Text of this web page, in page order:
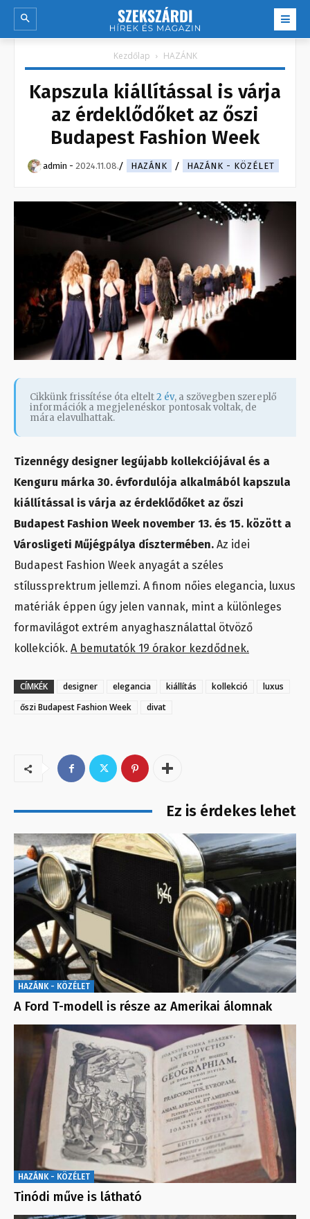
Kezdőlap HAZÁNK
Kapszula kiállítással is várja
az érdeklődőket az őszi
Budapest Fashion Week
admin - 2024.11.08. HAZÁNK HAZÁNK - KÖZÉLET
Cikkünk frissítése óta eltelt2 év, a szövegben szereplő
információk a megjelenéskor pontosak voltak, de
mára elavulhattak.
Tizennégy designer legújabb kollekciójával és a
Kenguru márka 30. évfordulója alkalmából kapszula
kiállítással is várja az érdeklődőket az őszi
Budapest Fashion Week november 13. és 15. között a
Városligeti Műjégpálya dísztermében. Az idei
Budapest Fashion Week anyagát a széles
stílussprektrum jellemzi. A finom nőies elegancia, luxus
matériák éppen úgy jelen vannak, mint a különleges
formavilágot extrém anyaghasználattal ötvöző
kollekciók. A bemutatók 19 órakor kezdődnek.
CÍMKÉK designer elegancia kiállítás kollekció
luxus
őszi Budapest Fashion Week
divat
Ez is érdekes lehet
HAZÁNK - KÖZÉLET
A Ford T-modell is része az Amerikai álomnak
HAZÁNK - KÖZÉLET
Tinódi műve is látható